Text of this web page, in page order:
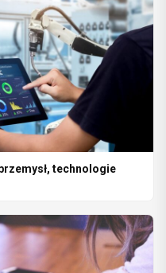
technologie